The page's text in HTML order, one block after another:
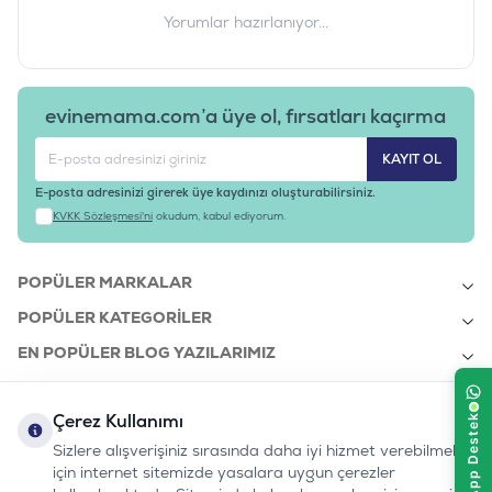
Tedarikçi Ürün Kodu
: HTENJQ9
Yorumlar hazırlanıyor...
evinemama.com’a üye ol, fırsatları kaçırma
KAYIT OL
E-posta adresinizi girerek üye kaydınızı oluşturabilirsiniz.
KVKK Sözleşmesi'ni okudum, kabul ediyorum.
POPÜLER MARKALAR
POPÜLER KATEGORILER
EN POPÜLER BLOG YAZILARIMIZ
KURUMSAL
Çerez Kullanımı
Sizlere alışverişiniz sırasında daha iyi hizmet verebilmek
için internet sitemizde yasalara uygun çerezler